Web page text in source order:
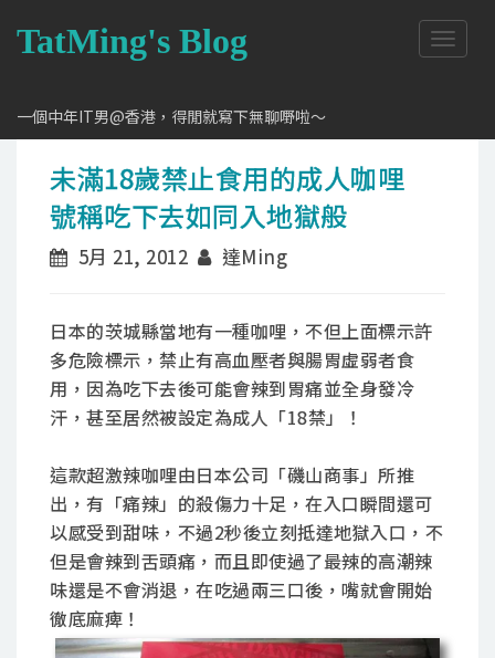
TatMing's Blog
一個中年IT男@香港，得閒就寫下無聊嘢啦～
T
o
未滿18歲禁止食用的成人咖哩
號稱吃下去如同入地獄般
5月 21, 2012 達Ming
日本的茨城縣當地有一種咖哩，不但上面標示許
多危險標示，禁止有高血壓者與腸胃虛弱者食
用，因為吃下去後可能會辣到胃痛並全身發冷
汗，甚至居然被設定為成人「18禁」！
這款超激辣咖哩由日本公司「磯山商事」所推
出，有「痛辣」的殺傷力十足，在入口瞬間還可
以感受到甜味，不過2秒後立刻抵達地獄入口，不
但是會辣到舌頭痛，而且即使過了最辣的高潮辣
味還是不會消退，在吃過兩三口後，嘴就會開始
徹底麻痺！